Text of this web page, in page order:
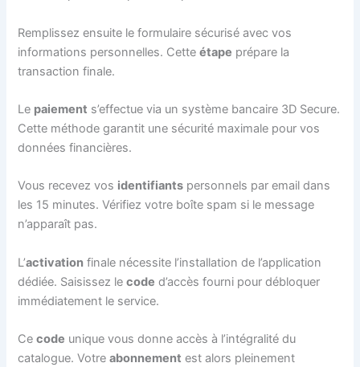
Remplissez ensuite le formulaire sécurisé avec vos
informations personnelles. Cetteétape prépare la
transaction finale.
Le paiement s’effectue via un système bancaire 3D Secure.
Cette méthode garantit une sécurité maximale pour vos
données financières.
Vous recevez vos identifiants personnels par email dans
les 15 minutes. Vérifiez votre boîte spam si le message
n’apparaît pas.
L’activation finale nécessite l’installation de l’application
dédiée. Saisissez lecode d’accès fourni pour débloquer
immédiatement le service.
Cecode unique vous donne accès à l’intégralité du
catalogue. Votreabonnement est alors pleinement